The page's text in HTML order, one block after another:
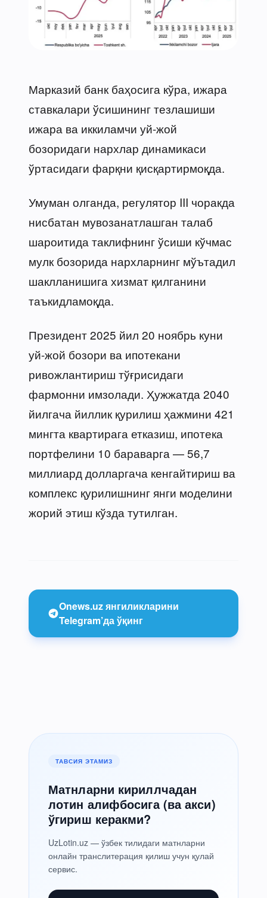
Марказий банк баҳосига кўра, ижара
ставкалари ўсишининг тезлашиши
ижара ва иккиламчи уй-жой
бозоридаги нархлар динамикаси
ўртасидаги фарқни қисқартирмоқда.
Умуман олганда, регулятор III чоракда
нисбатан мувозанатлашган талаб
шароитида таклифнинг ўсиши кўчмас
мулк бозорида нархларнинг мўътадил
шаклланишига хизмат қилганини
таъкидламоқда.
Президент 2025 йил 20 ноябрь куни
уй-жой бозори ва ипотекани
ривожлантириш тўғрисидаги
фармонни имзолади. Ҳужжатда 2040
йилгача йиллик қурилиш ҳажмини 421
мингта квартирага етказиш, ипотека
портфелини 10 бараварга — 56,7
миллиард долларгача кенгайтириш ва
комплекс қурилишнинг янги моделини
жорий этиш кўзда тутилган.
Onews.uz янгиликларини
Telegram’да ўқинг
ТАВСИЯ ЭТАМИЗ
Матнларни кириллчадан
лотин алифбосига (ва акси)
ўгириш керакми?
UzLotin.uz — ўзбек тилидаги матнларни
онлайн транслитерация қилиш учун қулай
сервис.